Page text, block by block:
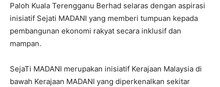
Paloh Kuala Terengganu Berhad selaras dengan aspirasi
inisiatif Sejati MADANI yang memberi tumpuan kepada
pembangunan ekonomi rakyat secara inklusif dan
mampan.
SejaTi MADANI merupakan inisiatif Kerajaan Malaysia di
bawah Kerajaan MADANI yang diperkenalkan sekitar